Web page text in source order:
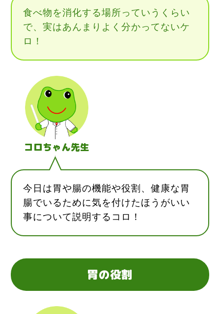
食べ物を消化する場所っていうくらい
で、実はあんまりよく分かってないケ
ロ！
コロちゃん先生
今日は胃や腸の機能や役割、健康な胃
腸でいるために気を付けたほうがいい
事について説明するコロ！
胃の役割